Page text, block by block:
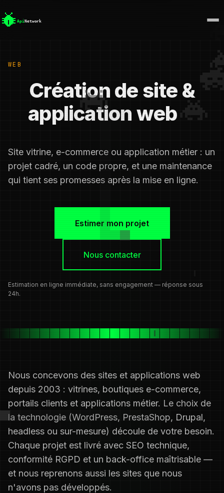
WEB
Création de site &
application web
Site vitrine, e-commerce ou application métier : un
projet cadré, un code propre, et une maintenance
qui tient ses promesses après la mise en ligne.
Estimer mon projet
Nous contacter
Estimation en ligne immédiate, sans engagement — réponse sous
24h.
Nous concevons des sites et applications web
depuis 2003 : vitrines, boutiques e-commerce,
portails clients et applications métier. Le choix de
la technologie (WordPress, PrestaShop, Drupal,
headless ou sur-mesure) découle de votre besoin.
Chaque projet est livré avec SEO technique,
conformité RGPD et un back-office maîtrisable —
et nous reprenons aussi les sites que nous
n'avons pas développés.